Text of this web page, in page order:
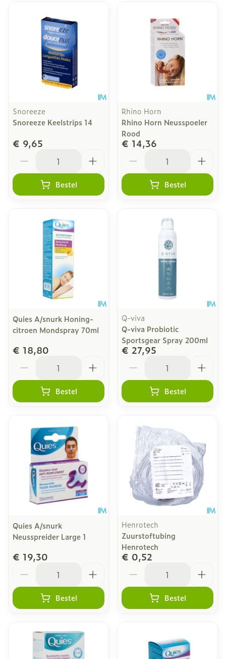
Snoreeze
Snoreeze Keelstrips 14
€ 9,65
Bestel
Rhino Horn
Rhino Horn Neusspoeler
Rood
€ 14,36
Bestel
Quies A/snurk Honing-
citroen Mondspray 70ml
€ 18,80
Bestel
Q-viva
Q-viva Probiotic
Sportsgear Spray 200ml
€ 27,95
Bestel
Quies A/snurk
Neusspreider Large 1
€ 19,30
Bestel
Henrotech
Zuurstoftubing
Henrotech
€ 0,52
Bestel